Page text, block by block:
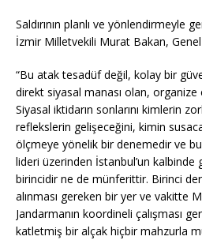
Saldırının planlı ve yönlendirmeyle
İzmir Milletvekili Murat Bakan,
“Bu atak tesadüf değil, kolay bir
direkt siyasal manası olan, organize
Siyasal iktidarın sonlarını kimlerin
reflekslerin gelişeceğini, kimin
ölçmeye yönelik bir denemedir ve
lideri üzerinden İstanbul’un
birincidir ne de münferittir. Birinci
alınması gereken bir yer ve vakitte
Jandarmanın koordineli çalışması
katletmiş bir alçak hiçbir mahzurla